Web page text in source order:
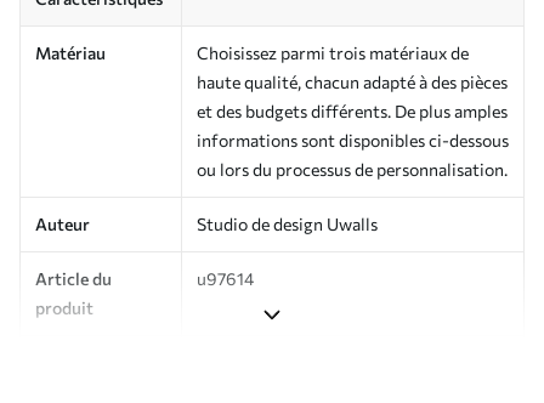
Matériau
Choisissez parmi trois matériaux de
haute qualité, chacun adapté à des pièces
et des budgets différents. De plus amples
informations sont disponibles ci-dessous
ou lors du processus de personnalisation.
Auteur Studio de design Uwalls
Article du
produit
u97614